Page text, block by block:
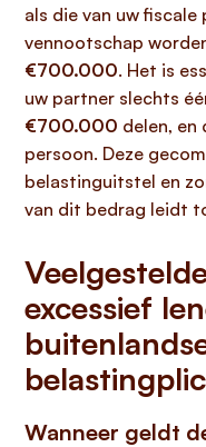
als die van uw
vennootschap
€700.000. Het is
uw partner slechts
€700.000 delen,
persoon. Deze
belastinguitstel en
van dit bedrag leidt
excessief
Wanneer geldt